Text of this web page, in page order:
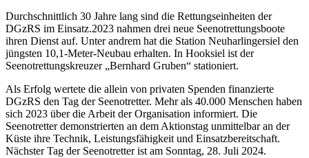
Durchschnittlich 30 Jahre lang sind die Rettungseinheiten der
DGzRS im Einsatz.2023 nahmen drei neue Seenotrettungsboote
ihren Dienst auf. Unter andrem hat die Station Neuharlingersiel den
jüngsten 10,1-Meter-Neubau erhalten. In Hooksiel ist der
Seenotrettungskreuzer „Bernhard Gruben“ stationiert.
Als Erfolg wertete die allein von privaten Spenden finanzierte
DGzRS den Tag der Seenotretter. Mehr als 40.000 Menschen haben
sich 2023 über die Arbeit der Organisation informiert. Die
Seenotretter demonstrierten an dem Aktionstag unmittelbar an der
Küste ihre Technik, Leistungsfähigkeit und Einsatzbereitschaft.
Nächster Tag der Seenotretter ist am Sonntag, 28. Juli 2024.